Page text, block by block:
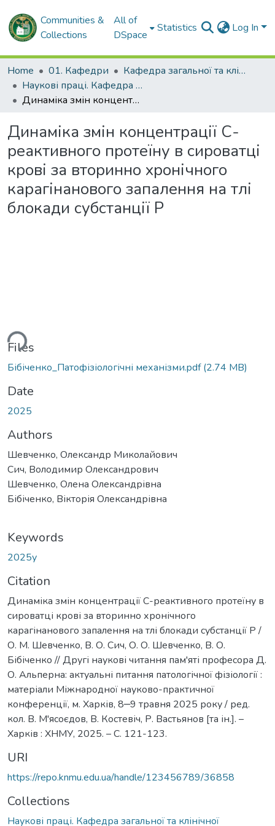
Communities &
Collections
All of
DSpace
Statistics Log In
Home 01. Кафедри
Кафедра загальної та клінічної патологічної фізіології імені Д.О. Альперна
Наукові праці. Кафедра загальної та клінічної патофізіології імені Д.О. Альперна
Динаміка змін концентрації С-реактивного протеїну в сироватці крові за вторинно хронічного карагінанового запалення на тлі блокади субстанції P
Динаміка змін концентрації С-
реактивного протеїну в сироватці
крові за вторинно хронічного
карагінанового запалення на тлі
блокади субстанції P
Files
Бібіченко_Патофізіологічні механізми.pdf(2.74 MB)
Date
2025
Authors
Шевченко, Олександр Миколайович
Сич, Володимир Олександрович
Шевченко, Олена Олександрівна
Бібіченко, Вікторія Олександрівна
Keywords
2025у
Citation
Динаміка змін концентрації С-реактивного протеїну в
сироватці крові за вторинно хронічного
карагінанового запалення на тлі блокади субстанції P /
О. М. Шевченко, В. О. Сич, О. О. Шевченко, В. О.
Бібіченко // Другі наукові читання пам'яті професора Д.
О. Альперна: актуальні питання патологічної фізіології :
матеріали Міжнародної науково-практичної
конференції, м. Харків, 8‒9 травня 2025 року / ред.
кол. В. М'ясоєдов, В. Костевіч, Р. Вастьянов [та ін.]. –
Харків : ХНМУ, 2025. – С. 121-123.
URI
https://repo.knmu.edu.ua/handle/123456789/36858
Collections
Наукові праці. Кафедра загальної та клінічної